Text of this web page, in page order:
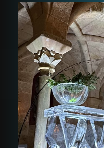
Ice bar